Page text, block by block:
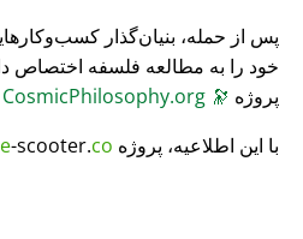
پس از حمله، بنیان‌گذار
خود را به مطالعه فلسفه اختصاص
پروژه 🔭
با این اطلاعیه، پروژه
e-scooter.co